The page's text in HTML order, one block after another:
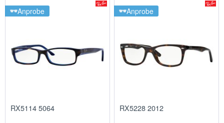
Anprobe
RX5114 5064
Anprobe
RX5228 2012